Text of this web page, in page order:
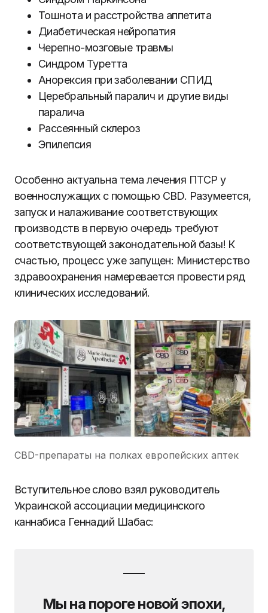
Тошнота и расстройства аппетита
Диабетическая нейропатия
Черепно-мозговые травмы
Синдром Туретта
Анорексия при заболевании СПИД
Церебральный паралич и другие виды
паралича
Рассеянный склероз
Эпилепсия
Особенно актуальна тема лечения ПТСР у
военнослужащих с помощью CBD. Разумеется,
запуск и налаживание соответствующих
производств в первую очередь требуют
соответствующей законодательной базы! К
счастью, процесс уже запущен: Министерство
здравоохранения намеревается провести ряд
клинических исследований.
CBD-препараты на полках европейских аптек
Вступительное слово взял руководитель
Украинской ассоциации медицинского
каннабиса Геннадий Шабас:
Мы на пороге новой эпохи,